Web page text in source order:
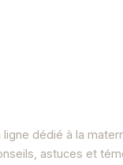
ligne dédié à la
astuces et